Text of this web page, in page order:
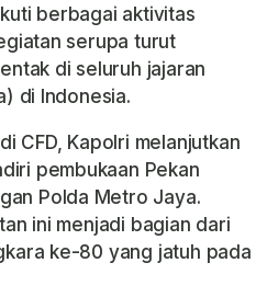
berbagai aktivitas
serupa turut
di seluruh jajaran
di Indonesia.
CFD, Kapolri melanjutkan
pembukaan Pekan
Polda Metro Jaya.
ini menjadi bagian dari
ke-80 yang jatuh pada